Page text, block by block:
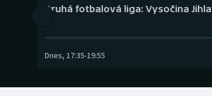
Druhá fotbalová liga: Vysočina
Dnes, 17:35-19:55